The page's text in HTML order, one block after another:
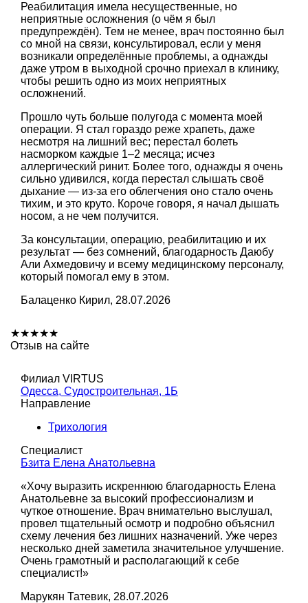
Реабилитация имела несущественные, но
неприятные осложнения (о чём я был
предупреждён). Тем не менее, врач постоянно был
со мной на связи, консультировал, если у меня
возникали определённые проблемы, а однажды
даже утром в выходной срочно приехал в клинику,
чтобы решить одно из моих неприятных
осложнений.
Прошло чуть больше полугода с момента моей
операции. Я стал гораздо реже храпеть, даже
несмотря на лишний вес; перестал болеть
насморком каждые 1–2 месяца; исчез
аллергический ринит. Более того, однажды я очень
сильно удивился, когда перестал слышать своё
дыхание — из-за его облегчения оно стало очень
тихим, и это круто. Короче говоря, я начал дышать
носом, а не чем получится.
За консультации, операцию, реабилитацию и их
результат — без сомнений, благодарность Даюбу
Али Ахмедовичу и всему медицинскому персоналу,
который помогал ему в этом.
Балаценко Кирил, 28.07.2026
★★★★★
Отзыв на сайте
Филиал VIRTUS
Одесса, Судостроительная, 1Б
Направление
Трихология
Специалист
Бзита Елена Анатольевна
​«Хочу выразить искреннюю благодарность Елена
Анатольевне за высокий профессионализм и
чуткое отношение. Врач внимательно выслушал,
провел тщательный осмотр и подробно объяснил
схему лечения без лишних назначений. Уже через
несколько дней заметила значительное улучшение.
Очень грамотный и располагающий к себе
специалист!»
Марукян Татевик, 28.07.2026